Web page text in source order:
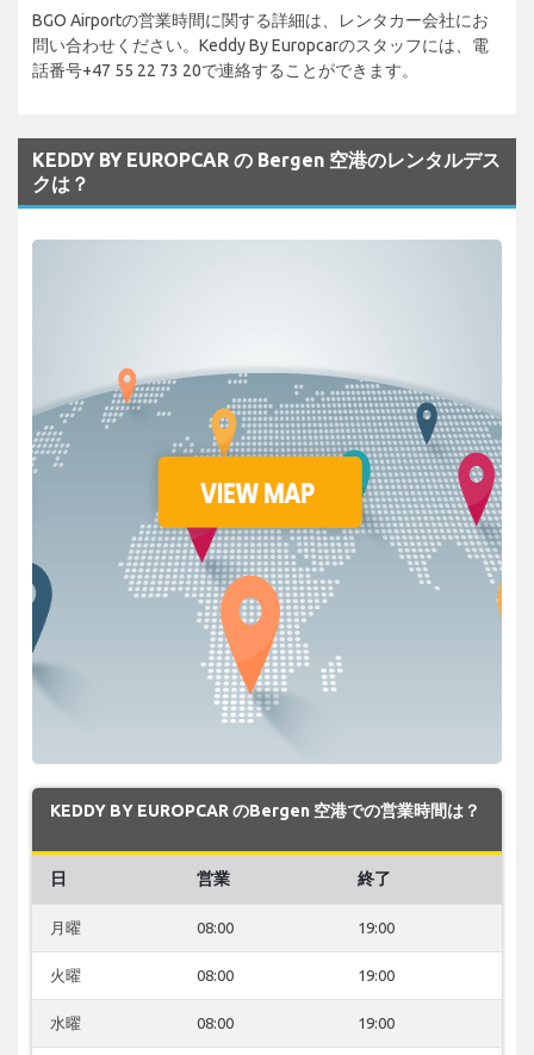
BGO Airportの営業時間に関する詳細は、レンタカー会社にお
問い合わせください。Keddy By Europcarのスタッフには、電
話番号+47 55 22 73 20で連絡することができます。
KEDDY BY EUROPCAR の Bergen 空港のレンタルデス
クは？
KEDDY BY EUROPCAR のBergen 空港での営業時間は？
日 営業 終了
月曜 08:00 19:00
火曜 08:00 19:00
水曜 08:00 19:00